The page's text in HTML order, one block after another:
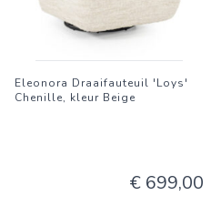
Eleonora Draaifauteuil 'Loys'
Chenille, kleur Beige
€ 699,00